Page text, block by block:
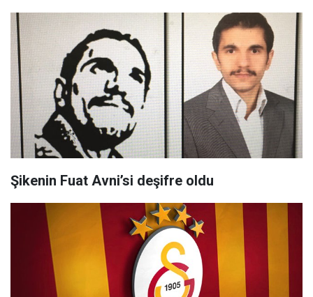
Şikenin Fuat Avni’si deşifre oldu